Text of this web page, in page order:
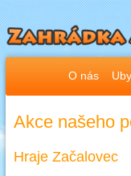
O nás
Akce našeho
Hraje Začalovec